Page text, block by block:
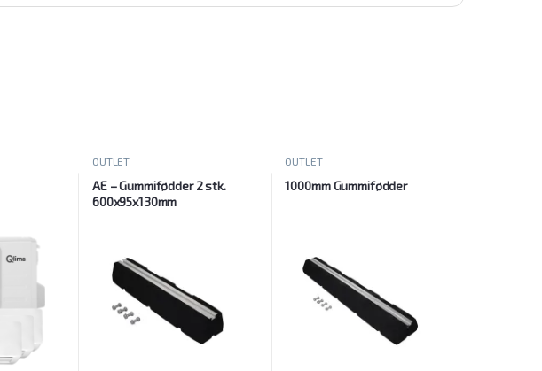
OUTLET
AE – Gummifødder 2 stk.
600x95x130mm
OUTLET
1000mm Gummifødder